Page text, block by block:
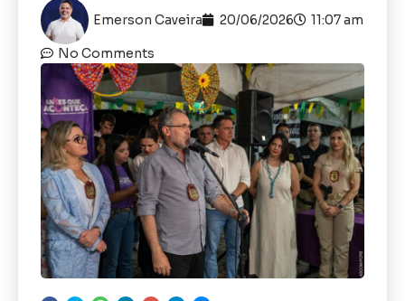
Emerson Caveira 20/06/2026 11:07 am
No Comments